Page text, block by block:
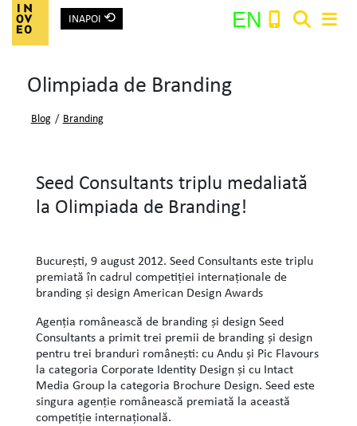
Main Navigation
INAPOI ⟲ EN
Search:
Olimpiada de Branding
Blog / Branding
Seed Consultants triplu medaliată
la Olimpiada de Branding!
Bucureşti, 9 august 2012. Seed Consultants este triplu
premiată în cadrul competiţiei internaţionale de
branding şi design American Design Awards
Agenţia românească de branding şi design Seed
Consultants a primit trei premii de branding şi design
pentru trei branduri româneşti: cu Andu şi Pic Flavours
la categoria Corporate Identity Design şi cu Intact
Media Group la categoria Brochure Design. Seed este
singura agenţie românească premiată la această
competiţie internaţională.